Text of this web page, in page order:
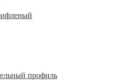
профиль